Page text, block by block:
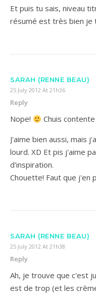
Et puis tu sais, niveau
résumé est très bien je
SARAH (RENNE BEAU)
25 July 2012 At 21h36
Reply
Nope!
Chuis
J'aime bien aussi, mais
lourd. XD Et pis j'aime
d'inspiration.
Chouette! Faut que j'en
SARAH (RENNE BEAU)
25 July 2012 At 21h38
Reply
Ah, je trouve que c'est
est de trop (et les